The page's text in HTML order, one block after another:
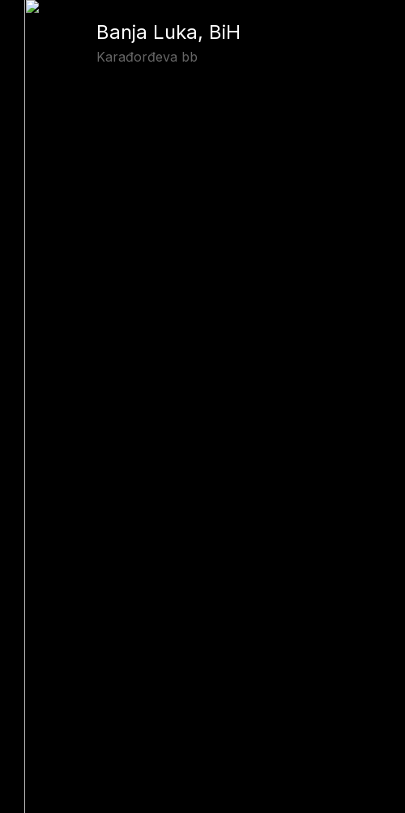
Banja Luka, BiH
Karađorđeva bb